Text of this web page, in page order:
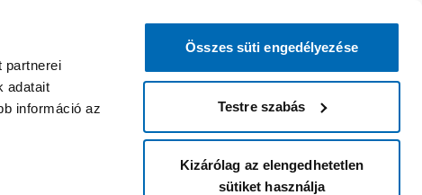
partnerei
adatait
információ az
Összes süti engedélyezése
Testre szabás
Kizárólag az elengedhetetlen
sütiket használja